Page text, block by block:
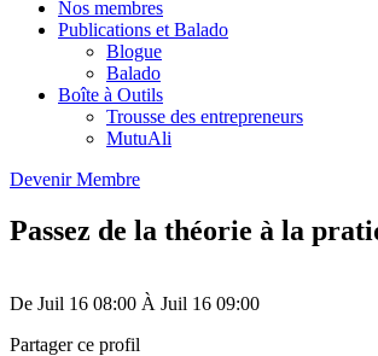
Nos membres
Publications et Balado
Blogue
Balado
Boîte à Outils
Trousse des entrepreneurs
MutuAli
Devenir Membre
Passez de la théorie à la
De Juil 16 08:00 À Juil 16 09:00
Partager ce profil